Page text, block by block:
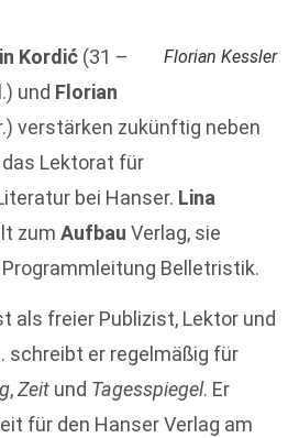
Florian Kessler
Kordić (31 –
und Florian
verstärken zukünftig neben
das Lektorat für
bei Hanser. Lina
zum Aufbau Verlag, sie
Belletristik.
als freier Publizist, Lektor und
schreibt er regelmäßig für
,Zeit und Tagesspiegel. Er
für den Hanser Verlag am